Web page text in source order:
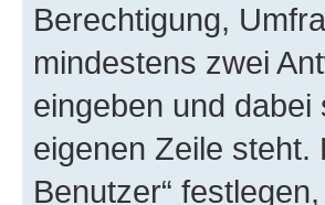
Berechtigung,
mindestens zwei
eingeben und
eigenen Zeile steht.
Benutzer“